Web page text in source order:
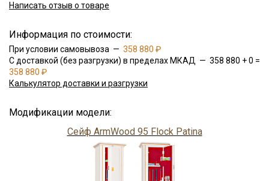
Написать отзыв о товаре
Информация по стоимости:
При условии самовывоза — 358 880 ₽
С доставкой (без разгрузки) в пределах МКАД — 358 880 + 0 =
358 880 ₽
Калькулятор доставки и разгрузки
Модификации модели:
Сейф ArmWood 95 Flock Patina